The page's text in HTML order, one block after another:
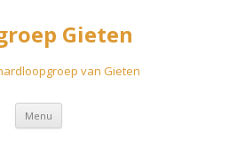
Gieten
van Gieten
Menu Spring
inhoud